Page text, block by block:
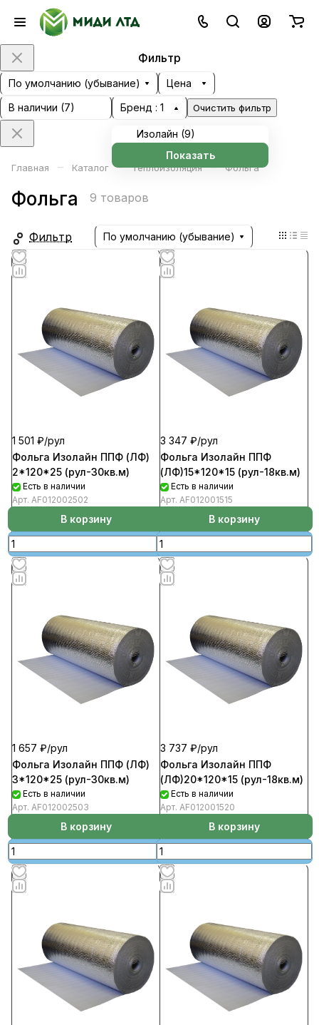
Фильтр
По умолчанию (убывание)
Цена
В наличии (7) Бренд : 1
Изолайн (9)
Показать
Очистить фильтр
Главная – Каталог – Теплоизоляция – Фольга
Фольга 9 товаров
Фильтр По умолчанию (убывание)
1 501 ₽/рул
Фольга Изолайн ППФ (ЛФ)
2*120*25 (рул-30кв.м)
Есть в наличии
Арт. AF012002502
В корзину
3 347 ₽/рул
Фольга Изолайн ППФ
(ЛФ)15*120*15 (рул-18кв.м)
Есть в наличии
Арт. AF012001515
В корзину
1 657 ₽/рул
Фольга Изолайн ППФ (ЛФ)
3*120*25 (рул-30кв.м)
Есть в наличии
Арт. AF012002503
В корзину
3 737 ₽/рул
Фольга Изолайн ППФ
(ЛФ)20*120*15 (рул-18кв.м)
Есть в наличии
Арт. AF012001520
В корзину